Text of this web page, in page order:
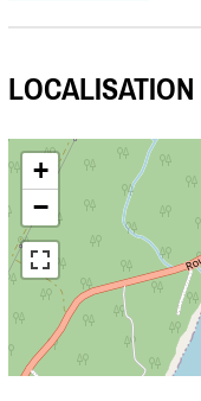
LOCALISATION
+
−